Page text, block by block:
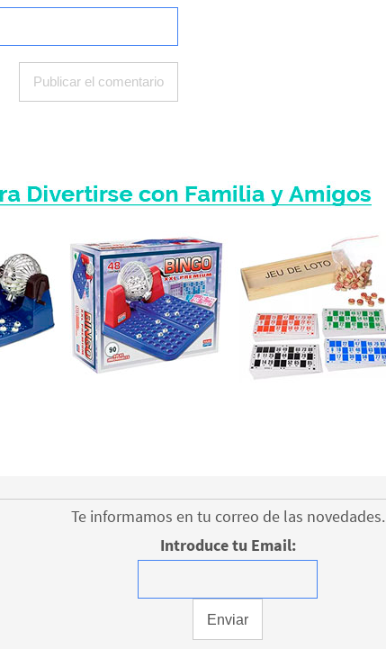
Te informamos en tu correo de las novedades.
Introduce tu Email: